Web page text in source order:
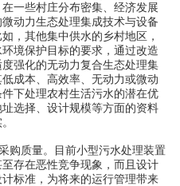
一些村庄分布密集、经济发展
动力生态处理集成技术与设备
，其他集中供水的乡村地区，
境保护目标的要求，通过改造
强化的无动力复合生态处理集
成本、高效率、无动力或微动
下处理农村生活污水的潜在优
选择、设计规模等方面的资料
购质量。目前小型污水处理装置
存在恶性竞争现象，而且设计
标准，为将来的运行管理带来